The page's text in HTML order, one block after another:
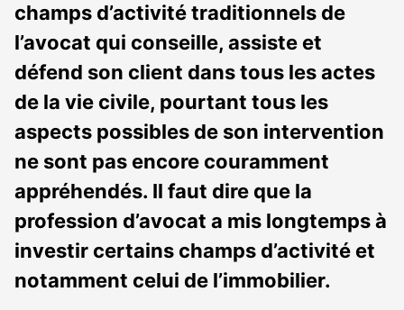
champs d’activité traditionnels de
l’avocat qui conseille, assiste et
défend son client dans tous les actes
de la vie civile, pourtant tous les
aspects possibles de son intervention
ne sont pas encore couramment
appréhendés. Il faut dire que la
profession d’avocat a mis longtemps à
investir certains champs d’activité et
notamment celui de l’immobilier.